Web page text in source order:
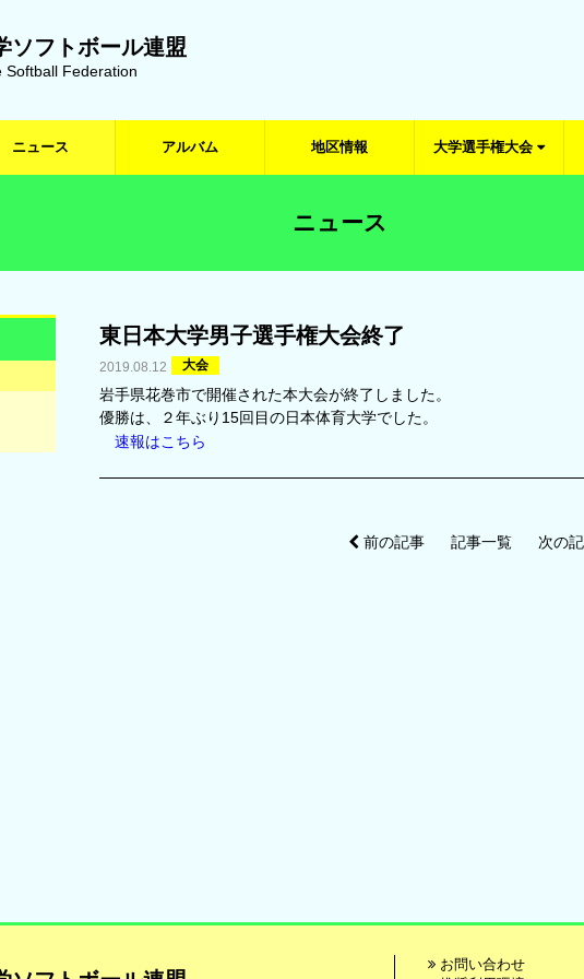
ソフトボール連盟
Softball Federation
ニュース アルバム 地区情報 大学選手権大会
ニュース
東日本大学男子選手権大会終了
2019.08.12 大会
岩手県花巻市で開催された本大会が終了しました。
優勝は、２年ぶり15回目の日本体育大学でした。
速報はこちら
前の記事 記事一覧 次の
お問い合わせ